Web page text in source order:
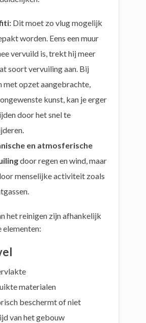
Dit moet zo vlug mogelijk
worden. Eens een muur
vervuild is, trekt hij meer
soort vervuiling aan. Bij
met opzet aangebrachte,
kunst, kan je erger
door het snel te
en atmosferische
door regen en wind, maar
menselijke activiteit zoals
het reinigen zijn afhankelijk
elementen:
materialen
beschermt of niet
van het gebouw